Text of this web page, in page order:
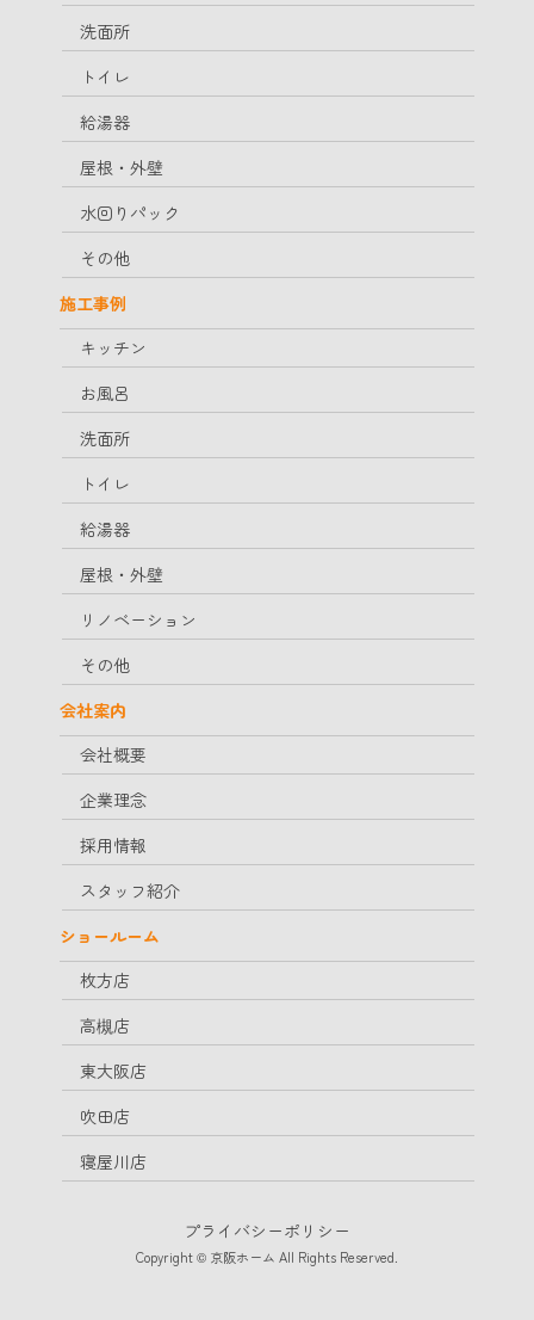
洗面所
トイレ
給湯器
屋根・外壁
水回りパック
その他
施工事例
キッチン
お風呂
洗面所
トイレ
給湯器
屋根・外壁
リノベーション
その他
会社案内
会社概要
企業理念
採用情報
スタッフ紹介
ショールーム
枚方店
高槻店
東大阪店
吹田店
寝屋川店
プライバシーポリシー
Copyright © 京阪ホーム All Rights Reserved.